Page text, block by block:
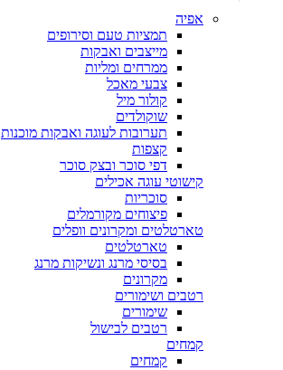
אפיה
תמציות טעם וסירופים
מייצבים ואבקות
ממרחים ומליות
צבעי מאכל
קולור מיל
שוקולדים
תערובות לעוגה ואבקות מוכנות
קצפות
דפי סוכר ובצק סוכר
קישוטי עוגה אכילים
סוכריות
פיצוחים מקורמלים
טארטלטים ומקרונים וופלים
טארטלטים
בסיסי מרנג ונשיקות מרנג
מקרונים
רטבים ושימורים
שימורים
רטבים לבישול
קמחים
קמחים